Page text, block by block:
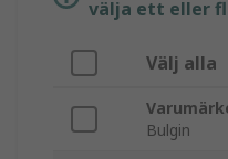
välja ett eller
Välj alla
Bulgin